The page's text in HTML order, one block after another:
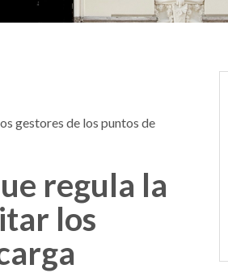
gestores de los puntos de
regula la
los